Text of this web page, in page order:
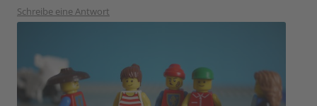
Schreibe eine Antwort